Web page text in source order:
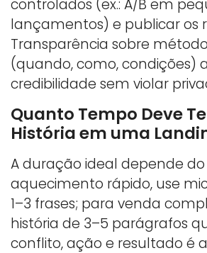
controlados (ex.: A/B em
lançamentos) e publicar os
Transparência sobre
(quando, como, condições)
credibilidade sem violar
Quanto Tempo Deve
História em uma
A duração ideal depende
aquecimento rápido, use
1–3 frases; para venda
história de 3–5 parágrafos
conflito, ação e resultado é